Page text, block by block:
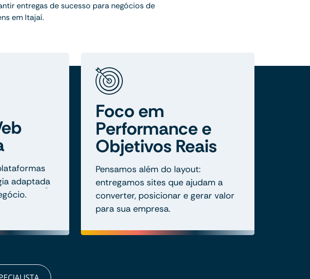
entregas de sucesso para negócios de
em Itajaí.
adaptada
Foco em
Performance e
Objetivos Reais
Pensamos além do layout:
entregamos sites que ajudam a
converter, posicionar e gerar valor
para sua empresa.